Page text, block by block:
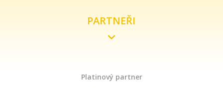
PARTNEŘI
Platinový partner